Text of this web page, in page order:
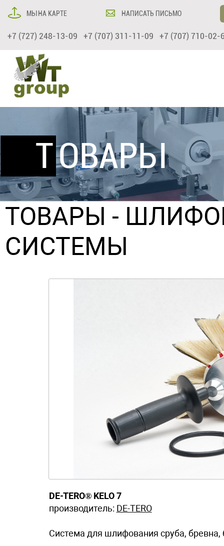
МЫ НА КАРТЕ НАПИСАТЬ ПИСЬМО
+7 (727) 248-13-09 +7 (707) 311-11-09 +7 (707) 710-02-
ТОВАРЫ
ТОВАРЫ -
СИСТЕМЫ
DE-TERO® KELO 7
производитель: DE-TERO
Система для шлифования сруба, бревна,